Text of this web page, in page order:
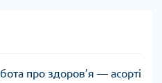
про здоров’я — асорті